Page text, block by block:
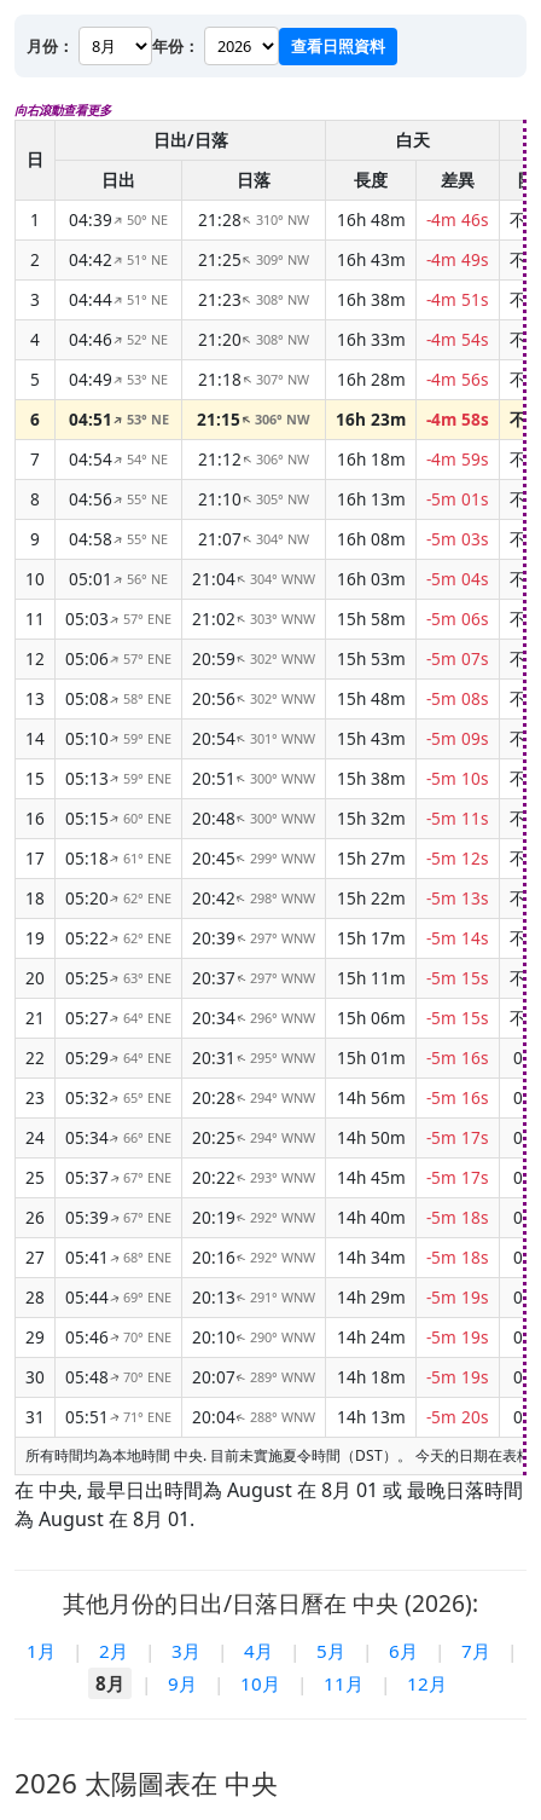
月份： 年份： 查看日照資料
向右滾動查看更多
日
日出/日落 白天
日出
日落 長度 差異
開
1
04:39↑50° NE 21:28↑310° NW 16h 48m -4m 46s
不
2
04:42↑51° NE 21:25↑309° NW 16h 43m -4m 49s
不
3
04:44↑51° NE 21:23↑308° NW 16h 38m -4m 51s
不
4
04:46↑52° NE 21:20↑308° NW 16h 33m -4m 54s
不
5
04:49↑53° NE 21:18↑307° NW 16h 28m -4m 56s
不
6
04:51↑ 53° NE 21:15↑306° NW 16h 23m -4m 58s
不
7
04:54↑54° NE 21:12↑306° NW 16h 18m -4m 59s
不
8
04:56↑55° NE 21:10↑305° NW 16h 13m -5m 01s
不
9
04:58↑55° NE 21:07↑304° NW 16h 08m -5m 03s
不
10
05:01↑56° NE 21:04↑304° WNW 16h 03m -5m 04s
不
11
05:03↑57° ENE 21:02↑303° WNW 15h 58m -5m 06s
不
12
05:06↑57° ENE 20:59↑302° WNW 15h 53m -5m 07s
不
13
05:08↑58° ENE 20:56↑302° WNW 15h 48m -5m 08s
不
14
05:10↑59° ENE 20:54↑301° WNW 15h 43m -5m 09s
不
15
05:13↑59° ENE 20:51↑300° WNW 15h 38m -5m 10s
不
16
05:15↑60° ENE 20:48↑300° WNW 15h 32m -5m 11s
不
17
05:18↑61° ENE 20:45↑299° WNW 15h 27m -5m 12s
不
18
05:20↑62° ENE 20:42↑298° WNW 15h 22m -5m 13s
不
19
05:22↑62° ENE 20:39↑297° WNW 15h 17m -5m 14s
不
20
05:25↑63° ENE 20:37↑297° WNW 15h 11m -5m 15s
不
21
05:27↑64° ENE 20:34↑296° WNW 15h 06m -5m 15s
不
22
05:29↑64° ENE 20:31 ↑295° WNW 15h 01m -5m 16s
23
05:32↑65° ENE 20:28↑294° WNW 14h 56m -5m 16s
24
05:34↑66° ENE 20:25↑294° WNW 14h 50m -5m 17s
25
05:37↑67° ENE 20:22↑293° WNW 14h 45m -5m 17s
26
05:39↑67° ENE 20:19↑ 292° WNW 14h 40m -5m 18s
27
05:41 ↑68° ENE 20:16↑ 292° WNW 14h 34m -5m 18s
28
05:44↑69° ENE 20:13↑ 291° WNW 14h 29m -5m 19s
29
05:46↑70° ENE 20:10↑ 290° WNW 14h 24m -5m 19s
30
05:48↑70° ENE 20:07↑ 289° WNW 14h 18m -5m 19s
31
05:51 ↑71° ENE 20:04↑ 288° WNW 14h 13m -5m 20s
所有時間均為本地時間 中央. 目前未實施夏令時間（DST）。 今天的日期在表格
在 中央, 最早日出時間為 August 在 8月 01 或 最晚日落時間
為 August 在 8月 01.
其他月份的日出/日落日曆在 中央 (2026):
1月 | 2月 | 3月 | 4月 | 5月 | 6月 | 7月
|
8月
| 9月 | 10月 | 11月 | 12月
2026 太陽圖表在 中央